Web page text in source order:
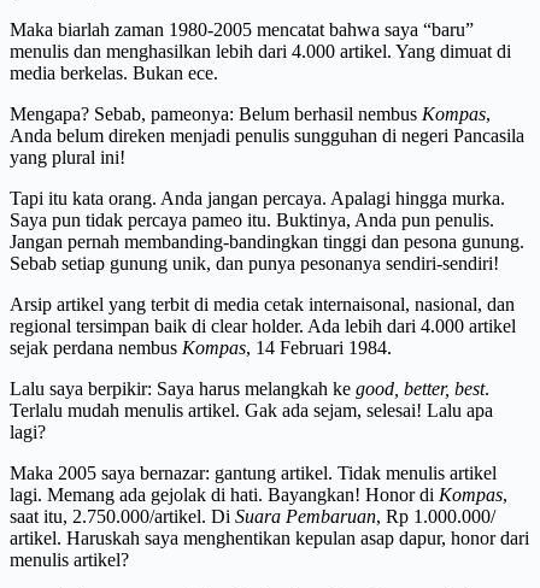
Maka biarlah zaman 1980-2005 mencatat bahwa saya “baru”
menulis dan menghasilkan lebih dari 4.000 artikel. Yang dimuat di
media berkelas. Bukan ece.
Mengapa? Sebab, pameonya: Belum berhasil nembus Kompas,
Anda belum direken menjadi penulis sungguhan di negeri Pancasila
yang plural ini!
Tapi itu kata orang. Anda jangan percaya. Apalagi hingga murka.
Saya pun tidak percaya pameo itu. Buktinya, Anda pun penulis.
Jangan pernah membanding-bandingkan tinggi dan pesona gunung.
Sebab setiap gunung unik, dan punya pesonanya sendiri-sendiri!
Arsip artikel yang terbit di media cetak internaisonal, nasional, dan
regional tersimpan baik di clear holder. Ada lebih dari 4.000 artikel
sejak perdana nembus Kompas, 14 Februari 1984.
Lalu saya berpikir: Saya harus melangkah ke good, better, best.
Terlalu mudah menulis artikel. Gak ada sejam, selesai! Lalu apa
lagi?
Maka 2005 saya bernazar: gantung artikel. Tidak menulis artikel
lagi. Memang ada gejolak di hati. Bayangkan! Honor di Kompas,
saat itu, 2.750.000/artikel. Di Suara Pembaruan, Rp 1.000.000/
artikel. Haruskah saya menghentikan kepulan asap dapur, honor dari
menulis artikel?